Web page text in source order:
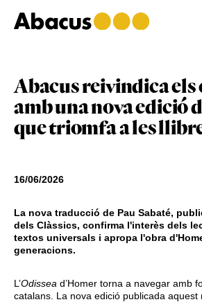
to
main
to
primary
to
footer
Abacus reivindica els
amb una nova edició
que triomfa a les
16/06/2026
La nova traducció de Pau Sabaté,
dels Clàssics, confirma l'interès dels
textos universals i apropa l'obra
generacions.
L’Odissea d’Homer torna a navegar amb
catalans. La nova edició publicada aquest